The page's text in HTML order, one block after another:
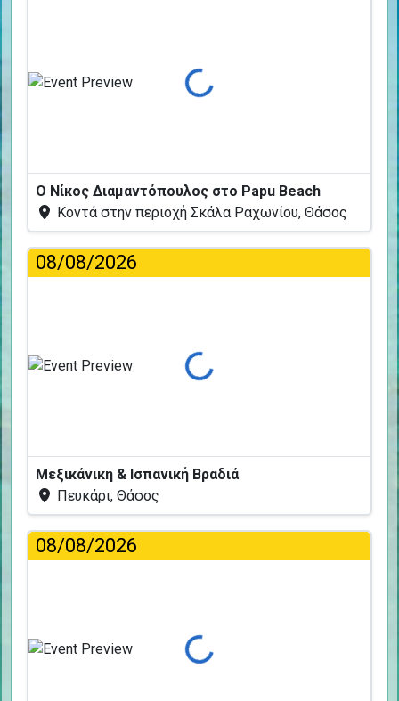
Φόρτωση...
Ο Νίκος Διαμαντόπουλος στο Papu Beach
Κοντά στην περιοχή Σκάλα Ραχωνίου, Θάσος
08/08/2026
Φόρτωση...
Μεξικάνικη & Ισπανική Βραδιά
Πευκάρι, Θάσος
08/08/2026
Φόρτωση...